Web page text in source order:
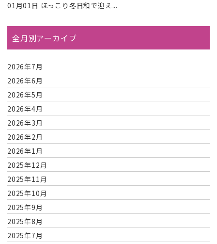
01月01日 ほっこり冬日和で迎え...
全月別アーカイブ
2026年7月
2026年6月
2026年5月
2026年4月
2026年3月
2026年2月
2026年1月
2025年12月
2025年11月
2025年10月
2025年9月
2025年8月
2025年7月